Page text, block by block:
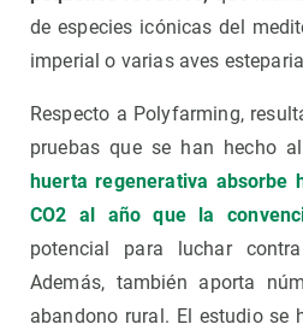
de especies icónicas del
imperial o varias aves
Respecto a Polyfarming,
pruebas que se han hecho
huerta regenerativa absorbe
CO2 al año que la
potencial para luchar
Además, también aporta
abandono rural. El estudio se